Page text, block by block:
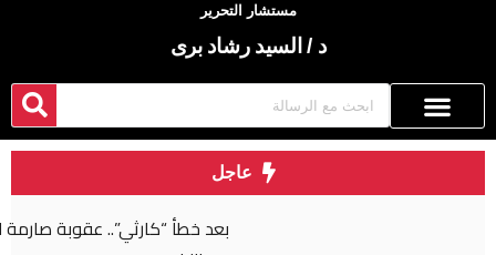
مستشار التحرير
د / السيد رشاد برى
عاجل
بعد خطأ “كارثي”.. عقوبة صارمة لجراح مصري في